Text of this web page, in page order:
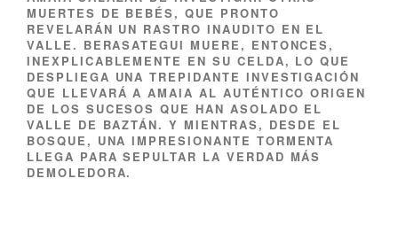
MUERTES DE BEBÉS, QUE PRONTO
REVELARÁN UN RASTRO INAUDITO EN EL
VALLE. BERASATEGUI MUERE, ENTONCES,
INEXPLICABLEMENTE EN SU CELDA, LO QUE
DESPLIEGA UNA TREPIDANTE INVESTIGACIÓN
QUE LLEVARÁ A AMAIA AL AUTÉNTICO ORIGEN
DE LOS SUCESOS QUE HAN ASOLADO EL
VALLE DE BAZTÁN. Y MIENTRAS, DESDE EL
BOSQUE, UNA IMPRESIONANTE TORMENTA
LLEGA PARA SEPULTAR LA VERDAD MÁS
DEMOLEDORA.